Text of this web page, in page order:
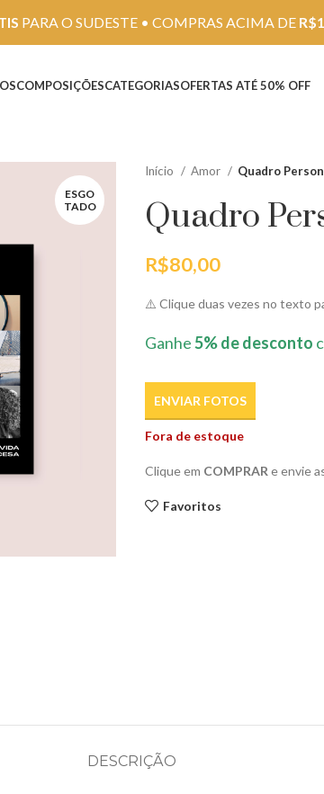
COMPOSIÇÕESCATEGORIASOFERTAS ATÉ 50% OFF
ESGO
TADO
Início Amor Quadro
Quadro
R$80,00
⚠️ Clique duas vezes no texto
Ganhe5% de desconto
ENVIAR FOTOS
Fora de estoque
Clique em COMPRAR e envie
Favoritos
DESCRIÇÃO
PARA O SUDESTE • COMPRAS ACIMA DE